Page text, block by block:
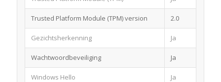
Trusted Platform Module (TPM) version 2.0
Gezichtsherkenning Ja
Wachtwoordbeveiliging Ja
Windows Hello Ja